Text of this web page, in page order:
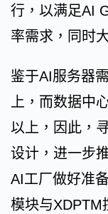
行，以满足AI
率需求，同时
鉴于AI服务器
上，而数据中
以上，因此，
设计，进一步
AI工厂做好准
模块与XDPTM